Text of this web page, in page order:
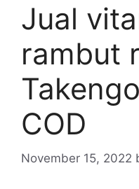
Jual
rambut
COD
November 15, 2022